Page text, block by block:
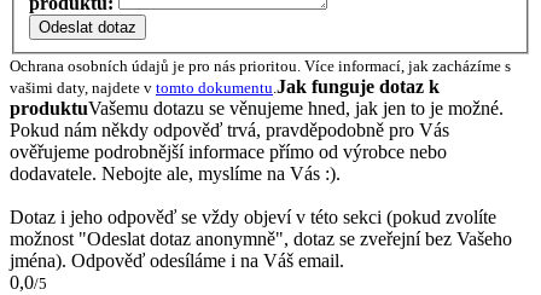
Odeslat dotaz
Ochrana osobních údajů je pro nás prioritou. Více informací, jak zacházíme s
vašimi daty, najdete v tomto dokumentu.Jak funguje dotaz k
produktuVašemu dotazu se věnujeme hned, jak jen to je možné.
Pokud nám někdy odpověď trvá, pravděpodobně pro Vás
ověřujeme podrobnější informace přímo od výrobce nebo
dodavatele. Nebojte ale, myslíme na Vás :).
Dotaz i jeho odpověď se vždy objeví v této sekci (pokud zvolíte
možnost "Odeslat dotaz anonymně", dotaz se zveřejní bez Vašeho
jména). Odpověď odesíláme i na Váš email.
0,0/5